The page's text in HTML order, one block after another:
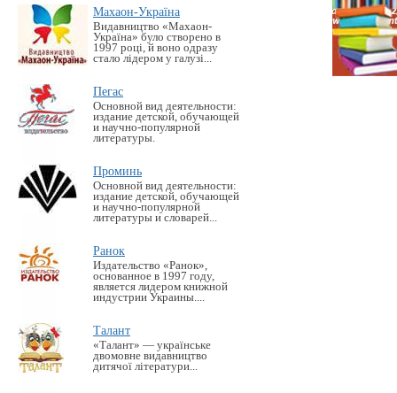
Махаон-Україна
Видавництво «Махаон-
Україна» було створено в
1997 році, й воно одразу
стало лідером у галузі...
Пегас
Основной вид деятельности:
издание детской, обучающей
и научно-популярной
литературы.
Проминь
Основной вид деятельности:
издание детской, обучающей
и научно-популярной
литературы и словарей...
Ранок
Издательство «Ранок»,
основанное в 1997 году,
является лидером книжной
индустрии Украины....
Талант
«Талант» — українське
двомовне видавництво
дитячої літератури...